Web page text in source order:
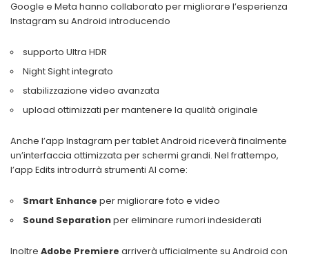
Google e Meta hanno collaborato per migliorare l’esperienza
Instagram su Android introducendo
supporto Ultra HDR
Night Sight integrato
stabilizzazione video avanzata
upload ottimizzati per mantenere la qualità originale
Anche l’app Instagram per tablet Android riceverà finalmente
un’interfaccia ottimizzata per schermi grandi. Nel frattempo,
l’app Edits introdurrà strumenti AI come:
Smart Enhance per migliorare foto e video
Sound Separationper eliminare rumori indesiderati
Inoltre Adobe Premiere arriverà ufficialmente su Android con